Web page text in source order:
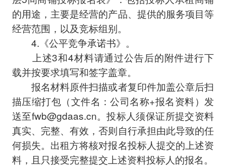
的用途，主要是经营的产品、提供的服务项目等
经营范围，以及竞标组别。
4.《公平竞争承诺书》。
上述3和4材料请通过公告后的附件进行下
载并按要求填写和签字盖章。
报名材料原件扫描或者复印件加盖公章后扫
描压缩打包（文件名：公司名称+报名资料）发
送至fwb@gdaas.cn。投标人须保证所提交资料
真实、完整、有效，否则自行承担由此导致的任
何损失。出租方将核对报名投标人提交的上述资
料，且只接受完整提交上述资料投标人的报名。